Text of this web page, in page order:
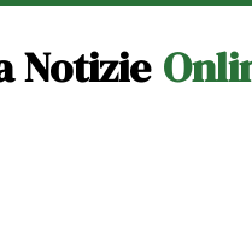
Notizie